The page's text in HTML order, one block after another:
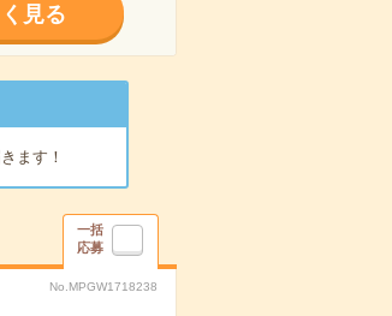
見る
ます！
一括
応募
No.MPGW1718238